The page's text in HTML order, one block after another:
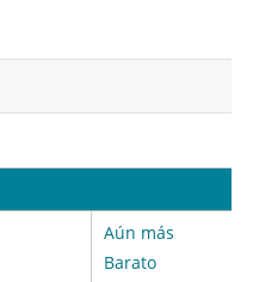
Aún más
Barato